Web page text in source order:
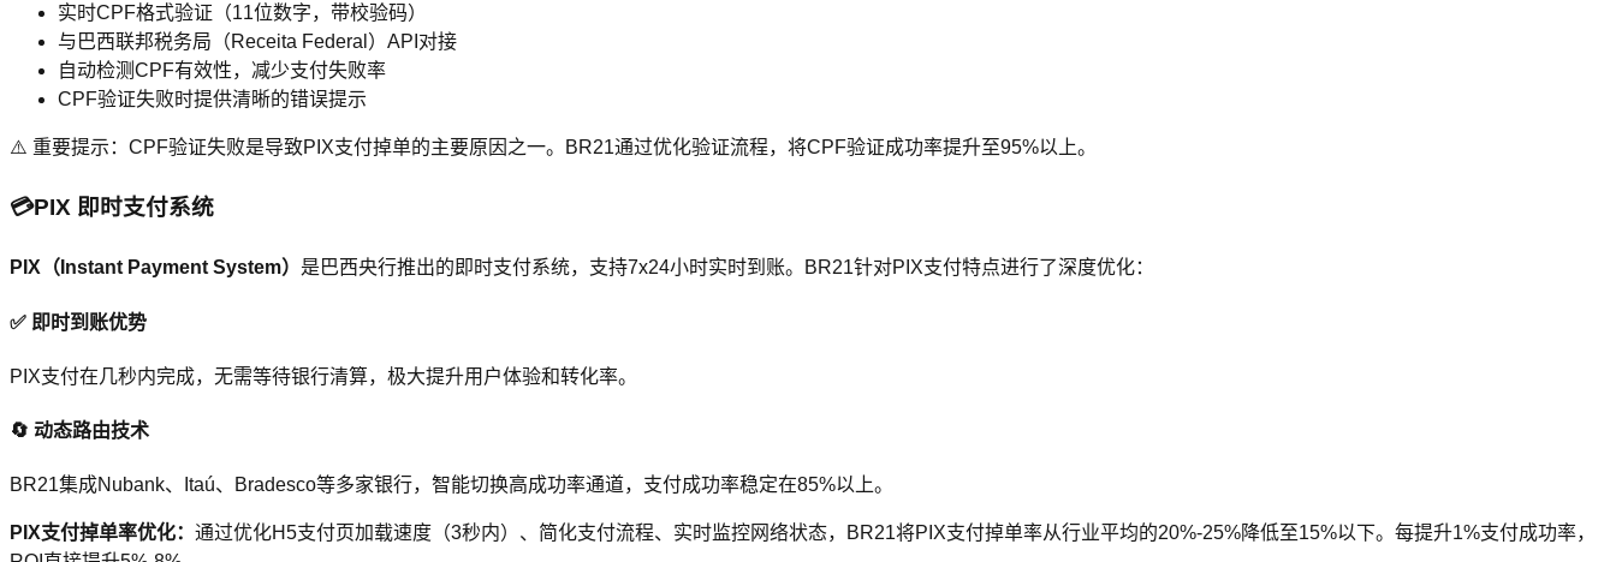
实时CPF格式验证（11位数字，带校验码）
与巴西联邦税务局（Receita Federal）API对接
自动检测CPF有效性，减少支付失败率
CPF验证失败时提供清晰的错误提示
⚠️ 重要提示：CPF验证失败是导致PIX支付掉单的主要原因之一。BR21通过优化验证流程，将CPF验证成功率提升至95%以上。
💳PIX 即时支付系统
PIX（Instant Payment System） 是巴西央行推出的即时支付系统，支持7x24小时实时到账。BR21针对PIX支付特点进行了深度优化：
✅ 即时到账优势
PIX支付在几秒内完成，无需等待银行清算，极大提升用户体验和转化率。
🔄 动态路由技术
BR21集成Nubank、Itaú、Bradesco等多家银行，智能切换高成功率通道，支付成功率稳定在85%以上。
PIX支付掉单率优化： 通过优化H5支付页加载速度（3秒内）、简化支付流程、实时监控网络状态，BR21将PIX支付掉单率从行业平均的20%-25%降低至15%以下。每提升1%支付成功率，